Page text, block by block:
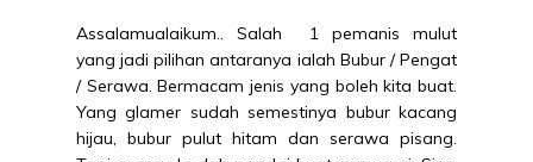
Assalamualaikum.. Salah 1 pemanis mulut
yang jadi pilihan antaranya ialah Bubur / Pengat
/ Serawa. Bermacam jenis yang boleh kita buat.
Yang glamer sudah semestinya bubur kacang
hijau, bubur pulut hitam dan serawa pisang.